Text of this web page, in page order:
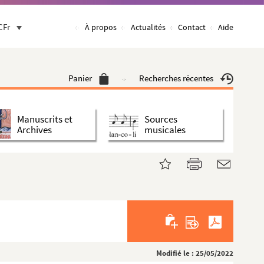
À propos Actualités Contact Aide
Panier Recherches récentes
Manuscrits et
Archives
Sources
musicales
Modifié le : 25/05/2022